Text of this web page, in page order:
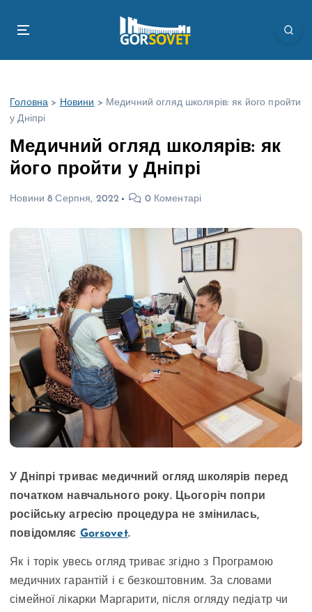
Головна > Новини > Медичний огляд школярів: як його пройти
у Дніпрі
Медичний огляд школярів: як
його пройти у Дніпрі
Новини 8 Серпня, 2022 0 Коментарі
У Дніпрі триває медичний огляд школярів перед
початком навчального року. Цьогоріч попри
російську агресію процедура не змінилась,
повідомляє Gorsovet.
Як і торік увесь огляд триває згідно з Програмою
медичних гарантій і є безкоштовним. За словами
сімейної лікарки Маргарити, після огляду педіатр чи